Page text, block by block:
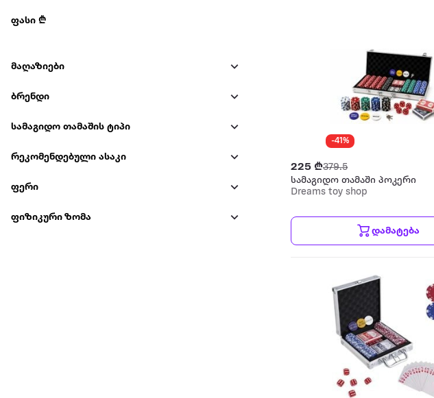
ფასი ₾
მაღაზიები
ბრენდი
სამაგიდო თამაშის ტიპი
რეკომენდებული ასაკი
ფერი
ფიზიკური ზომა
-41%
225 ₾379.5
სამაგიდო თამაში პოკერი
Dreams toy shop
დამატება